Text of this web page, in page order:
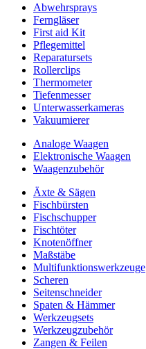
Abwehrsprays
Ferngläser
First aid Kit
Pflegemittel
Reparatursets
Rollerclips
Thermometer
Tiefenmesser
Unterwasserkameras
Vakuumierer
Analoge Waagen
Elektronische Waagen
Waagenzubehör
Äxte & Sägen
Fischbürsten
Fischschupper
Fischtöter
Knotenöffner
Maßstäbe
Multifunktionswerkzeuge
Scheren
Seitenschneider
Spaten & Hämmer
Werkzeugsets
Werkzeugzubehör
Zangen & Feilen